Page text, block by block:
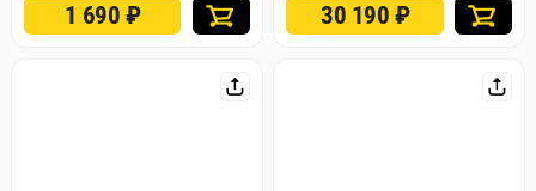
1 690 ₽ 30 190 ₽